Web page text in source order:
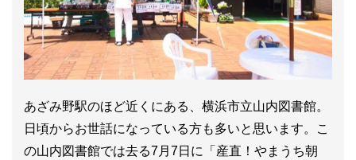
あざみ野駅のほど近くにある、横浜市立山内図書館。
日頃からお世話になっている方も多いと思います。こ
の山内図書館では去る7月7日に「産直！やまうち朝